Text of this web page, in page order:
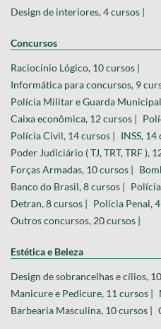
Design de interiores, 4 cursos |
Concursos
Raciocínio Lógico, 10 cursos |
Informática para concursos, 9
Polícia Militar e Guarda
Caixa econômica, 12 cursos |
Polícia Civil, 14 cursos |
INSS, 14
Poder Judiciário ( TJ, TRT, TRF ),
Forças Armadas, 10 cursos |
Banco do Brasil, 8 cursos |
Detran, 8 cursos |
Polícia Penal, 4
Outros concursos, 20 cursos |
Estética e Beleza
Design de sobrancelhas e cílios, 10
Manicure e Pedicure, 11 cursos |
Barbearia Masculina, 10 cursos |